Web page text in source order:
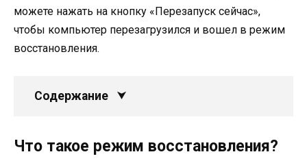
можете нажать на кнопку «Перезапуск сейчас»,
чтобы компьютер перезагрузился и вошел в режим
восстановления.
Содержание
Что такое режим восстановления?